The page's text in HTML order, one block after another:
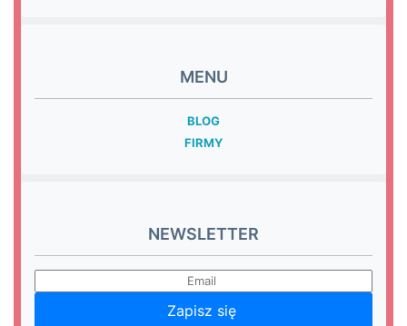
MENU
BLOG
FIRMY
NEWSLETTER
Zapisz się